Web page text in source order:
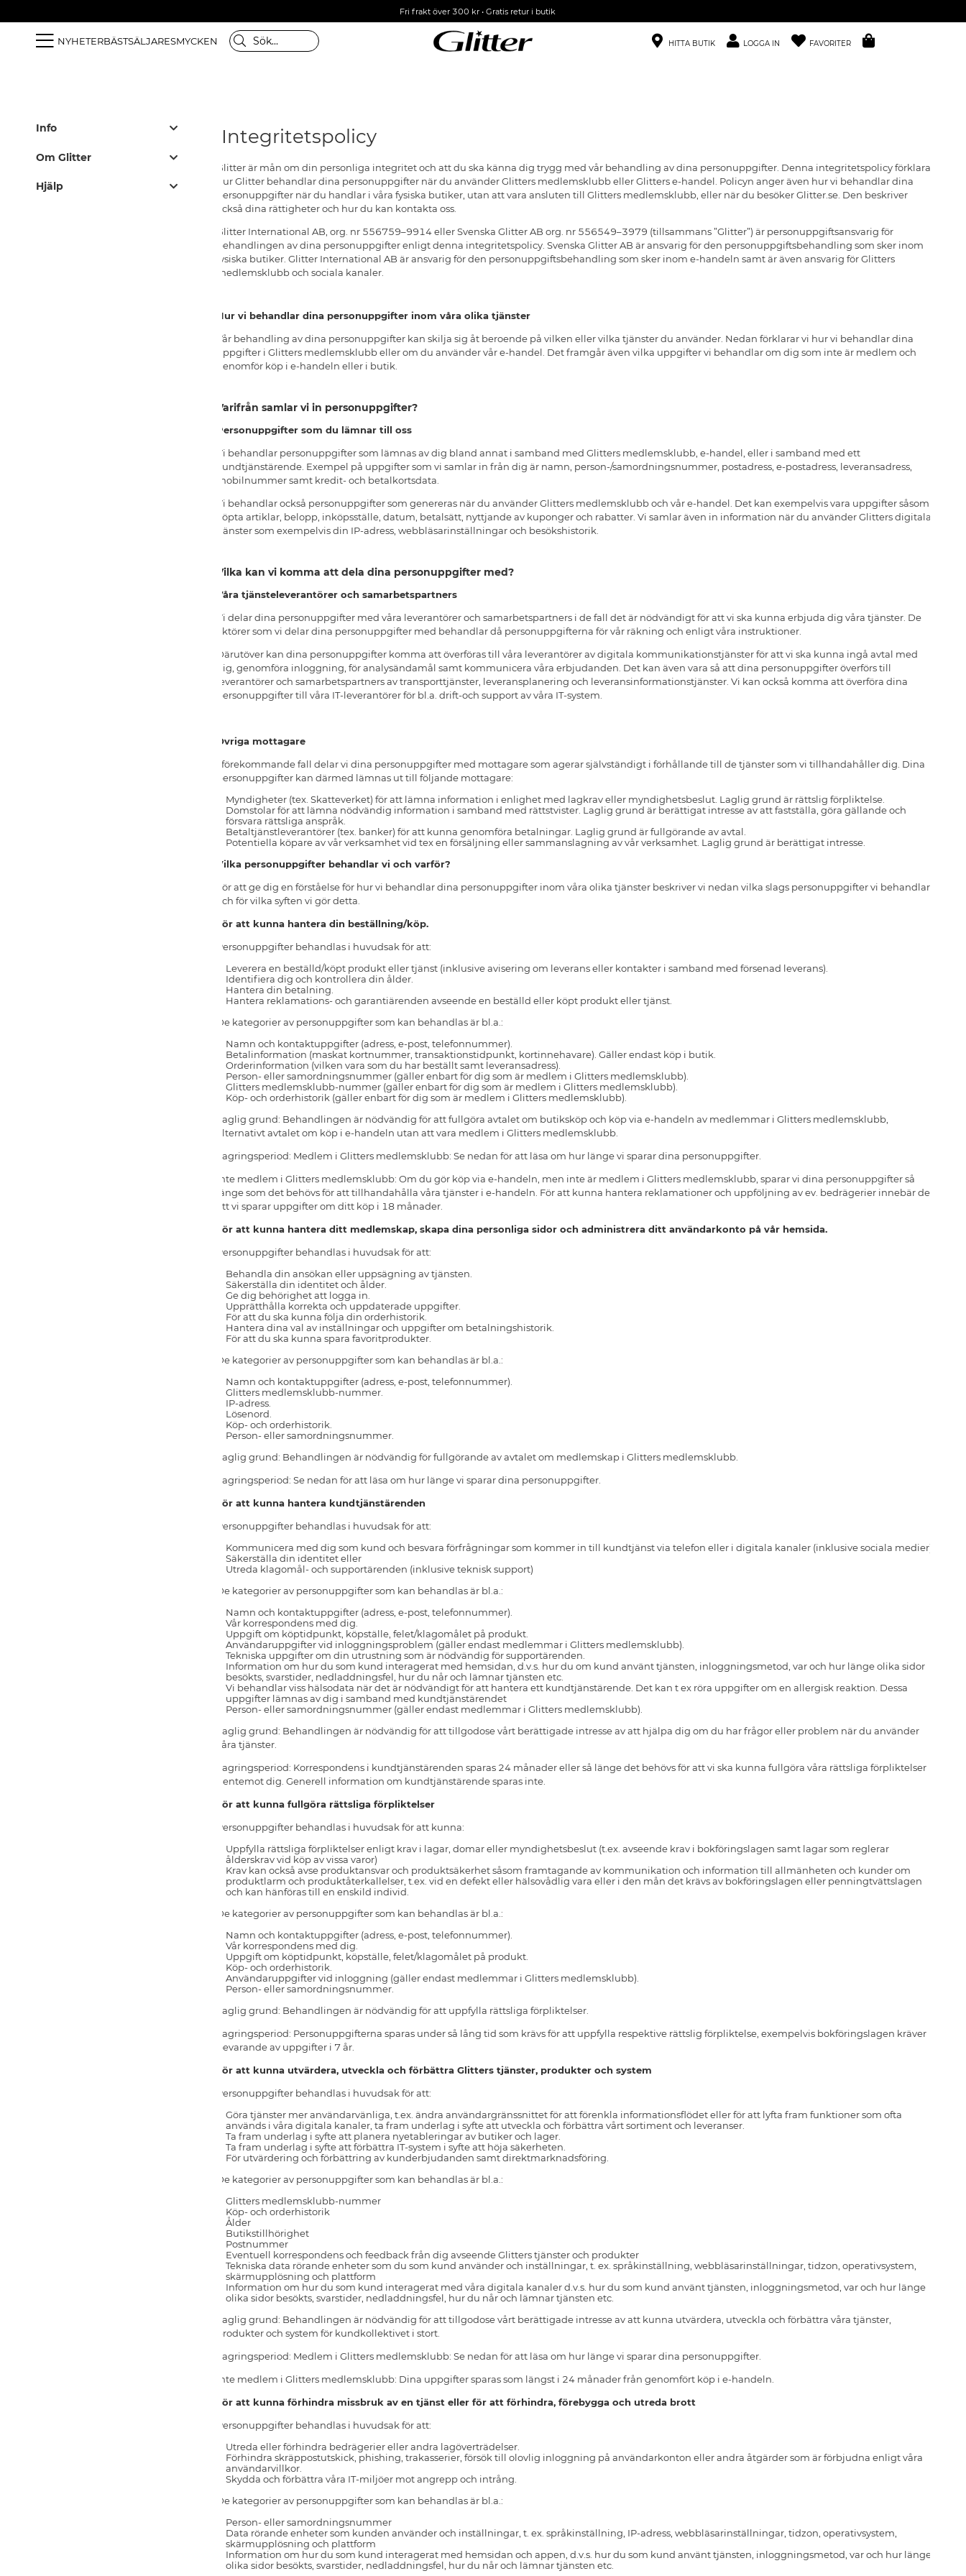
Fri frakt över 300 kr• Gratis retur i butik
NYHETERBÄSTSÄLJARESMYCKEN HITTA BUTIK LOGGA IN FAVORITER
25% på ALLA örhängen*
Info
Integritetspolicy
Om Glitter
Hjälp
Integritetspolicy
Glitter är mån om din personliga integritet och att du ska känna dig trygg med vår behandling av dina personuppgifter. Denna integritetspolicy förklarar
hur Glitter behandlar dina personuppgifter när du använder Glitters medlemsklubb eller Glitters e-handel. Policyn anger även hur vi behandlar dina
personuppgifter när du handlar i våra fysiska butiker, utan att vara ansluten till Glitters medlemsklubb, eller när du besöker Glitter.se. Den beskriver
också dina rättigheter och hur du kan kontakta oss.
Glitter International AB, org. nr 556759–9914 eller Svenska Glitter AB org. nr 556549–3979 (tillsammans ”Glitter”) är personuppgiftsansvarig för
behandlingen av dina personuppgifter enligt denna integritetspolicy. Svenska Glitter AB är ansvarig för den personuppgiftsbehandling som sker inom
fysiska butiker. Glitter International AB är ansvarig för den personuppgiftsbehandling som sker inom e-handeln samt är även ansvarig för Glitters
medlemsklubb och sociala kanaler.
Hur vi behandlar dina personuppgifter inom våra olika tjänster
Vår behandling av dina personuppgifter kan skilja sig åt beroende på vilken eller vilka tjänster du använder. Nedan förklarar vi hur vi behandlar dina
uppgifter i Glitters medlemsklubb eller om du använder vår e-handel. Det framgår även vilka uppgifter vi behandlar om dig som inte är medlem och
genomför köp i e-handeln eller i butik.
Varifrån samlar vi in personuppgifter?
Personuppgifter som du lämnar till oss
Vi behandlar personuppgifter som lämnas av dig bland annat i samband med Glitters medlemsklubb, e-handel, eller i samband med ett
kundtjänstärende. Exempel på uppgifter som vi samlar in från dig är namn, person-/samordningsnummer, postadress, e-postadress, leveransadress,
mobilnummer samt kredit- och betalkortsdata.
Vi behandlar också personuppgifter som genereras när du använder Glitters medlemsklubb och vår e-handel. Det kan exempelvis vara uppgifter såsom
köpta artiklar, belopp, inköpsställe, datum, betalsätt, nyttjande av kuponger och rabatter. Vi samlar även in information när du använder Glitters digitala
tjänster som exempelvis din IP-adress, webbläsarinställningar och besökshistorik.
Vilka kan vi komma att dela dina personuppgifter med?
Våra tjänsteleverantörer och samarbetspartners
Vi delar dina personuppgifter med våra leverantörer och samarbetspartners i de fall det är nödvändigt för att vi ska kunna erbjuda dig våra tjänster. De
aktörer som vi delar dina personuppgifter med behandlar då personuppgifterna för vår räkning och enligt våra instruktioner.
Därutöver kan dina personuppgifter komma att överföras till våra leverantörer av digitala kommunikationstjänster för att vi ska kunna ingå avtal med
dig, genomföra inloggning, för analysändamål samt kommunicera våra erbjudanden. Det kan även vara så att dina personuppgifter överförs till
leverantörer och samarbetspartners av transporttjänster, leveransplanering och leveransinformationstjänster. Vi kan också komma att överföra dina
personuppgifter till våra IT-leverantörer för bl.a. drift-och support av våra IT-system.
Övriga mottagare
I förekommande fall delar vi dina personuppgifter med mottagare som agerar självständigt i förhållande till de tjänster som vi tillhandahåller dig. Dina
personuppgifter kan därmed lämnas ut till följande mottagare:
Myndigheter (tex. Skatteverket) för att lämna information i enlighet med lagkrav eller myndighetsbeslut. Laglig grund är rättslig förpliktelse.
Domstolar för att lämna nödvändig information i samband med rättstvister. Laglig grund är berättigat intresse av att fastställa, göra gällande och
försvara rättsliga anspråk.
Betaltjänstleverantörer (tex. banker) för att kunna genomföra betalningar. Laglig grund är fullgörande av avtal.
Potentiella köpare av vår verksamhet vid tex en försäljning eller sammanslagning av vår verksamhet. Laglig grund är berättigat intresse.
Vilka personuppgifter behandlar vi och varför?
För att ge dig en förståelse för hur vi behandlar dina personuppgifter inom våra olika tjänster beskriver vi nedan vilka slags personuppgifter vi behandlar
och för vilka syften vi gör detta.
För att kunna hantera din beställning/köp.
Personuppgifter behandlas i huvudsak för att:
Leverera en beställd/köpt produkt eller tjänst (inklusive avisering om leverans eller kontakter i samband med försenad leverans).
Identifiera dig och kontrollera din ålder.
Hantera din betalning.
Hantera reklamations- och garantiärenden avseende en beställd eller köpt produkt eller tjänst.
De kategorier av personuppgifter som kan behandlas är bl.a.:
Namn och kontaktuppgifter (adress, e-post, telefonnummer).
Betalinformation (maskat kortnummer, transaktionstidpunkt, kortinnehavare). Gäller endast köp i butik.
Orderinformation (vilken vara som du har beställt samt leveransadress).
Person- eller samordningsnummer (gäller enbart för dig som är medlem i Glitters medlemsklubb).
Glitters medlemsklubb-nummer (gäller enbart för dig som är medlem i Glitters medlemsklubb).
Köp- och orderhistorik (gäller enbart för dig som är medlem i Glitters medlemsklubb).
Laglig grund: Behandlingen är nödvändig för att fullgöra avtalet om butiksköp och köp via e-handeln av medlemmar i Glitters medlemsklubb,
alternativt avtalet om köp i e-handeln utan att vara medlem i Glitters medlemsklubb.
Lagringsperiod: Medlem i Glitters medlemsklubb: Se nedan för att läsa om hur länge vi sparar dina personuppgifter.
Inte medlem i Glitters medlemsklubb: Om du gör köp via e-handeln, men inte är medlem i Glitters medlemsklubb, sparar vi dina personuppgifter så
länge som det behövs för att tillhandahålla våra tjänster i e-handeln. För att kunna hantera reklamationer och uppföljning av ev. bedrägerier innebär det
att vi sparar uppgifter om ditt köp i 18 månader.
För att kunna hantera ditt medlemskap, skapa dina personliga sidor och administrera ditt användarkonto på vår hemsida.
Personuppgifter behandlas i huvudsak för att:
Behandla din ansökan eller uppsägning av tjänsten.
Säkerställa din identitet och ålder.
Ge dig behörighet att logga in.
Upprätthålla korrekta och uppdaterade uppgifter.
För att du ska kunna följa din orderhistorik.
Hantera dina val av inställningar och uppgifter om betalningshistorik.
För att du ska kunna spara favoritprodukter.
De kategorier av personuppgifter som kan behandlas är bl.a.:
Namn och kontaktuppgifter (adress, e-post, telefonnummer).
Glitters medlemsklubb-nummer.
IP-adress.
Lösenord.
Köp- och orderhistorik.
Person- eller samordningsnummer.
Laglig grund: Behandlingen är nödvändig för fullgörande av avtalet om medlemskap i Glitters medlemsklubb.
Lagringsperiod: Se nedan för att läsa om hur länge vi sparar dina personuppgifter.
För att kunna hantera kundtjänstärenden
Personuppgifter behandlas i huvudsak för att:
Kommunicera med dig som kund och besvara förfrågningar som kommer in till kundtjänst via telefon eller i digitala kanaler (inklusive sociala medier)
Säkerställa din identitet eller
Utreda klagomål- och supportärenden (inklusive teknisk support)
De kategorier av personuppgifter som kan behandlas är bl.a.:
Namn och kontaktuppgifter (adress, e-post, telefonnummer).
Vår korrespondens med dig.
Uppgift om köptidpunkt, köpställe, felet/klagomålet på produkt.
Användaruppgifter vid inloggningsproblem (gäller endast medlemmar i Glitters medlemsklubb).
Tekniska uppgifter om din utrustning som är nödvändig för supportärenden.
Information om hur du som kund interagerat med hemsidan, d.v.s. hur du om kund använt tjänsten, inloggningsmetod, var och hur länge olika sidor
besökts, svarstider, nedladdningsfel, hur du når och lämnar tjänsten etc.
Vi behandlar viss hälsodata när det är nödvändigt för att hantera ett kundtjänstärende. Det kan t ex röra uppgifter om en allergisk reaktion. Dessa
uppgifter lämnas av dig i samband med kundtjänstärendet
Person- eller samordningsnummer (gäller endast medlemmar i Glitters medlemsklubb).
Laglig grund: Behandlingen är nödvändig för att tillgodose vårt berättigade intresse av att hjälpa dig om du har frågor eller problem när du använder
våra tjänster.
Lagringsperiod: Korrespondens i kundtjänstärenden sparas 24 månader eller så länge det behövs för att vi ska kunna fullgöra våra rättsliga förpliktelser
gentemot dig. Generell information om kundtjänstärende sparas inte.
För att kunna fullgöra rättsliga förpliktelser
Personuppgifter behandlas i huvudsak för att kunna:
Uppfylla rättsliga förpliktelser enligt krav i lagar, domar eller myndighetsbeslut (t.ex. avseende krav i bokföringslagen samt lagar som reglerar
ålderskrav vid köp av vissa varor)
Krav kan också avse produktansvar och produktsäkerhet såsom framtagande av kommunikation och information till allmänheten och kunder om
produktlarm och produktåterkallelser, t.ex. vid en defekt eller hälsovådlig vara eller i den mån det krävs av bokföringslagen eller penningtvättslagen
och kan hänföras till en enskild individ.
De kategorier av personuppgifter som kan behandlas är bl.a.:
Namn och kontaktuppgifter (adress, e-post, telefonnummer).
Vår korrespondens med dig.
Uppgift om köptidpunkt, köpställe, felet/klagomålet på produkt.
Köp- och orderhistorik.
Användaruppgifter vid inloggning (gäller endast medlemmar i Glitters medlemsklubb).
Person- eller samordningsnummer.
Laglig grund: Behandlingen är nödvändig för att uppfylla rättsliga förpliktelser.
Lagringsperiod: Personuppgifterna sparas under så lång tid som krävs för att uppfylla respektive rättslig förpliktelse, exempelvis bokföringslagen kräver
bevarande av uppgifter i 7 år.
För att kunna utvärdera, utveckla och förbättra Glitters tjänster, produkter och system
Personuppgifter behandlas i huvudsak för att:
Göra tjänster mer användarvänliga, t.ex. ändra användargränssnittet för att förenkla informationsflödet eller för att lyfta fram funktioner som ofta
används i våra digitala kanaler, ta fram underlag i syfte att utveckla och förbättra vårt sortiment och leveranser.
Ta fram underlag i syfte att planera nyetableringar av butiker och lager.
Ta fram underlag i syfte att förbättra IT-system i syfte att höja säkerheten.
För utvärdering och förbättring av kunderbjudanden samt direktmarknadsföring.
De kategorier av personuppgifter som kan behandlas är bl.a.:
Glitters medlemsklubb-nummer
Köp- och orderhistorik
Ålder
Butikstillhörighet
Postnummer
Eventuell korrespondens och feedback från dig avseende Glitters tjänster och produkter
Tekniska data rörande enheter som du som kund använder och inställningar, t. ex. språkinställning, webbläsarinställningar, tidzon, operativsystem,
skärmupplösning och plattform
Information om hur du som kund interagerat med våra digitala kanaler d.v.s. hur du som kund använt tjänsten, inloggningsmetod, var och hur länge
olika sidor besökts, svarstider, nedladdningsfel, hur du når och lämnar tjänsten etc.
Laglig grund: Behandlingen är nödvändig för att tillgodose vårt berättigade intresse av att kunna utvärdera, utveckla och förbättra våra tjänster,
produkter och system för kundkollektivet i stort.
Lagringsperiod: Medlem i Glitters medlemsklubb: Se nedan för att läsa om hur länge vi sparar dina personuppgifter.
Inte medlem i Glitters medlemsklubb: Dina uppgifter sparas som längst i 24 månader från genomfört köp i e-handeln.
För att kunna förhindra missbruk av en tjänst eller för att förhindra, förebygga och utreda brott
Personuppgifter behandlas i huvudsak för att:
Utreda eller förhindra bedrägerier eller andra lagöverträdelser.
Förhindra skräppostutskick, phishing, trakasserier, försök till olovlig inloggning på användarkonton eller andra åtgärder som är förbjudna enligt våra
användarvillkor.
Skydda och förbättra våra IT-miljöer mot angrepp och intrång.
De kategorier av personuppgifter som kan behandlas är bl.a.:
Person- eller samordningsnummer
Data rörande enheter som kunden använder och inställningar, t. ex. språkinställning, IP-adress, webbläsarinställningar, tidzon, operativsystem,
skärmupplösning och plattform
Information om hur du som kund interagerat med hemsidan och appen, d.v.s. hur du som kund använt tjänsten, inloggningsmetod, var och hur länge
olika sidor besökts, svarstider, nedladdningsfel, hur du når och lämnar tjänsten etc.